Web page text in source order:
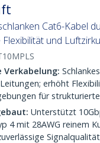
Cat6-Kabel
und
Verkabelung:
erhöht
für
Unterstützt
4 mit 28AWG reinem